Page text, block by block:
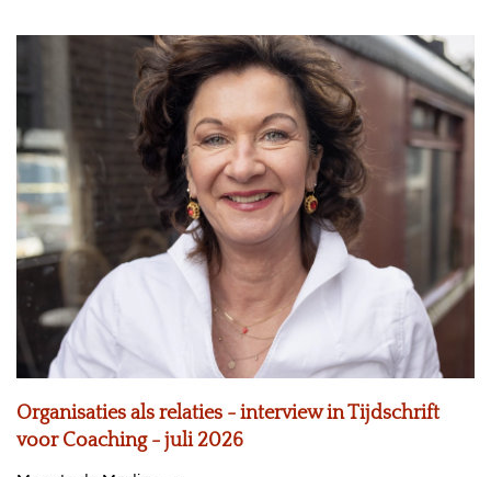
Organisaties als relaties - interview in Tijdschrift
voor Coaching - juli 2026